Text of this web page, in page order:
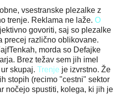
vsestranske plezalke z
trenje. Reklama ne laže. O
govoriti, saj so plezalke
precej različno oblikovane.
morda so Defajke
Brez težav sem jih imel
skupaj. Trenje je izvrstno. Že
stopih (recimo "cestni" sektor
nočejo spustiti, kolega, ki jih je